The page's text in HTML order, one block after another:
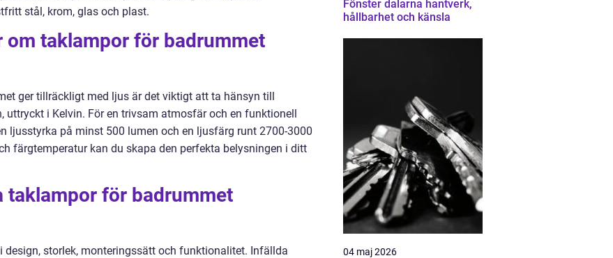
stål, krom, glas och plast.
om taklampor för badrummet
ger tillräckligt med ljus är det viktigt att ta hänsyn till
uttryckt i Kelvin. För en trivsam atmosfär och en funktionell
ljusstyrka på minst 500 lumen och en ljusfärg runt 2700-3000
färgtemperatur kan du skapa den perfekta belysningen i ditt
taklampor för badrummet
storlek, monteringssätt och funktionalitet. Infällda
Fönster dalarna hantverk,
hållbarhet och känsla
04 maj 2026